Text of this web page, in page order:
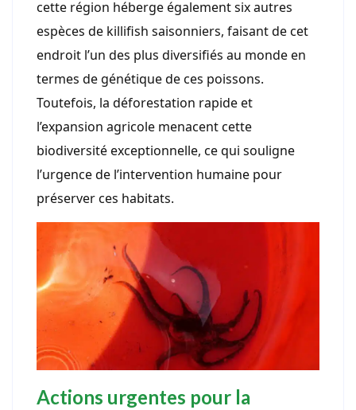
cette région héberge également six autres
espèces de killifish saisonniers, faisant de cet
endroit l’un des plus diversifiés au monde en
termes de génétique de ces poissons.
Toutefois, la déforestation rapide et
l’expansion agricole menacent cette
biodiversité exceptionnelle, ce qui souligne
l’urgence de l’intervention humaine pour
préserver ces habitats.
Actions urgentes pour la